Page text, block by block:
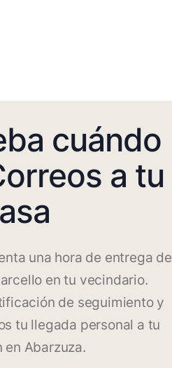
cuándo
a tu
una hora de entrega de
en tu vecindario.
de seguimiento y
tu llegada personal a tu
en Abarzuza.